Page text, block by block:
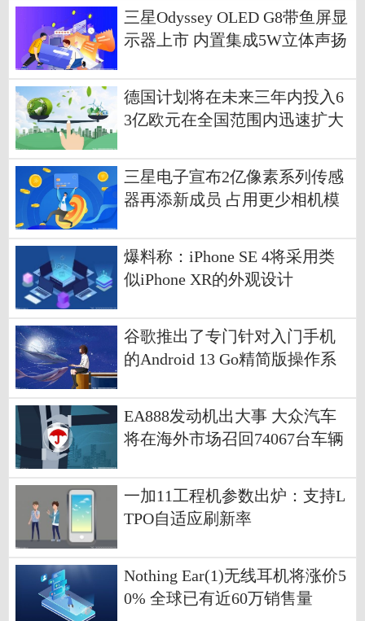
三星Odyssey OLED G8带鱼屏显
示器上市 内置集成5W立体声扬
德国计划将在未来三年内投入6
3亿欧元在全国范围内迅速扩大
三星电子宣布2亿像素系列传感
器再添新成员 占用更少相机模
爆料称：iPhone SE 4将采用类
似iPhone XR的外观设计
谷歌推出了专门针对入门手机
的Android 13 Go精简版操作系
EA888发动机出大事 大众汽车
将在海外市场召回74067台车辆
一加11工程机参数出炉：支持L
TPO自适应刷新率
Nothing Ear(1)无线耳机将涨价5
0% 全球已有近60万销售量